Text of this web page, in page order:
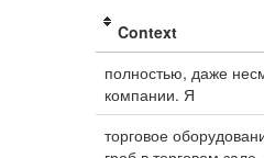
Context
полностью, даже
компании. Я
торговое